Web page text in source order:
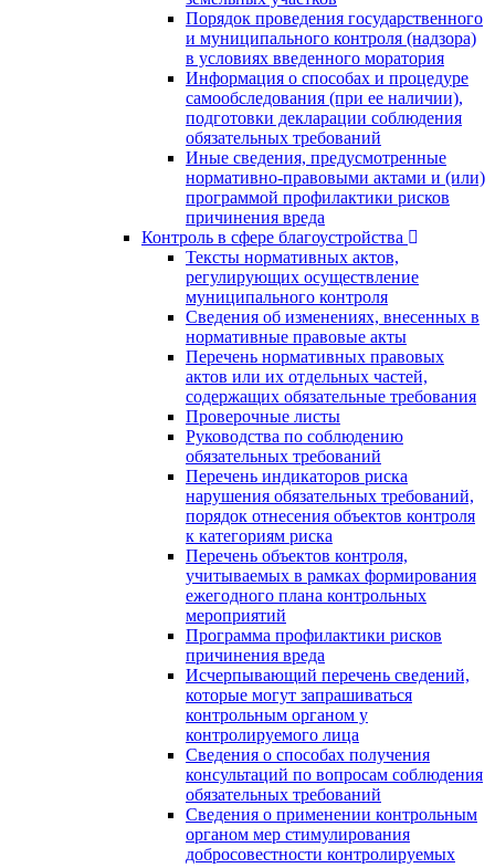
Порядок проведения государственного
и муниципального контроля (надзора)
в условиях введенного моратория
Информация о способах и процедуре
самообследования (при ее наличии),
подготовки декларации соблюдения
обязательных требований
Иные сведения, предусмотренные
нормативно-правовыми актами и (или)
программой профилактики рисков
причинения вреда
Контроль в сфере благоустройства
Тексты нормативных актов,
регулирующих осуществление
муниципального контроля
Сведения об изменениях, внесенных в
нормативные правовые акты
Перечень нормативных правовых
актов или их отдельных частей,
содержащих обязательные требования
Проверочные листы
Руководства по соблюдению
обязательных требований
Перечень индикаторов риска
нарушения обязательных требований,
порядок отнесения объектов контроля
к категориям риска
Перечень объектов контроля,
учитываемых в рамках формирования
ежегодного плана контрольных
мероприятий
Программа профилактики рисков
причинения вреда
Исчерпывающий перечень сведений,
которые могут запрашиваться
контрольным органом у
контролируемого лица
Сведения о способах получения
консультаций по вопросам соблюдения
обязательных требований
Сведения о применении контрольным
органом мер стимулирования
добросовестности контролируемых